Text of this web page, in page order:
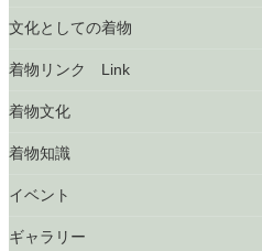
文化としての着物
着物リンク Link
着物文化
着物知識
イベント
ギャラリー